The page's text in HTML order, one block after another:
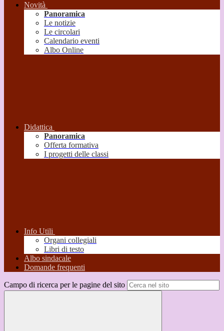
Novità
Panoramica
Le notizie
Le circolari
Calendario eventi
Albo Online
Didattica
Panoramica
Offerta formativa
I progetti delle classi
Info Utili
Organi collegiali
Libri di testo
Albo sindacale
Domande frequenti
Campo di ricerca per le pagine del sito